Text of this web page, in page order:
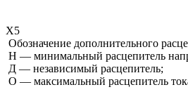
X5
Обозначение дополнительного
Н — минимальный расцепитель
Д — независимый расцепитель;
О — максимальный расцепитель